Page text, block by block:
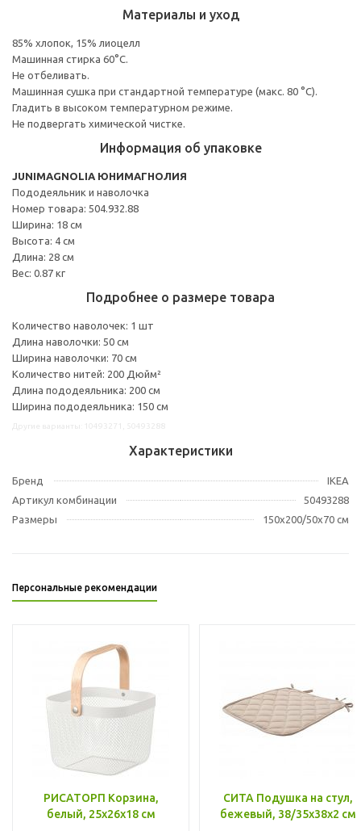
Материалы и уход
85% хлопок, 15% лиоцелл
Машинная стирка 60°С.
Не отбеливать.
Машинная сушка при стандартной температуре (макс. 80 °C).
Гладить в высоком температурном режиме.
Не подвергать химической чистке.
Информация об упаковке
JUNIMAGNOLIA ЮНИМАГНОЛИЯ
Пододеяльник и наволочка
Номер товара: 504.932.88
Ширина: 18 см
Высота: 4 см
Длина: 28 см
Вес: 0.87 кг
Подробнее о размере товара
Количество наволочек: 1 шт
Длина наволочки: 50 см
Ширина наволочки: 70 см
Количество нитей: 200 Дюйм²
Длина пододеяльника: 200 см
Ширина пододеяльника: 150 см
Характеристики
Бренд
IKEA
Артикул комбинации
50493288
Размеры
150x200/50x70 см
Персональные рекомендации
РИСАТОРП Корзина,
белый, 25x26x18 см
СИТА Подушка на стул,
бежевый, 38/35x38x2 см